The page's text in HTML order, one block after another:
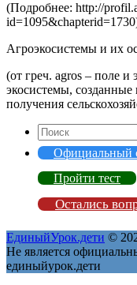
(Подробнее: http://
Агроэкосистемы и их
(от греч. agros – поле и
экосистемы,
получения
Официальный
Пройти тест
Остались
ЕдиныйУрок.дети ©
Не является
единыйурок.дети